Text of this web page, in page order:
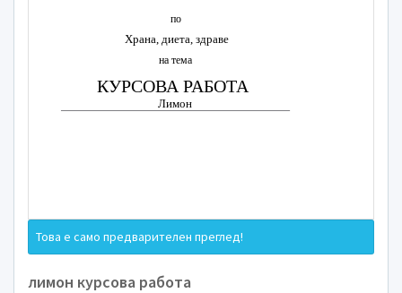
Това е само предварителен преглед!
лимон курсова работа